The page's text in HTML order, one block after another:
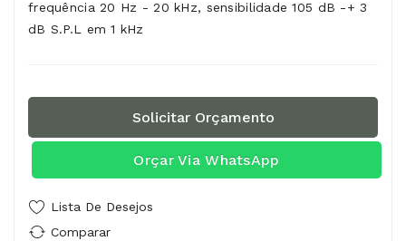
frequência 20 Hz - 20 kHz, sensibilidade 105 dB -+ 3
dB S.P.L em 1 kHz
Solicitar Orçamento
Orçar Via WhatsApp
Lista De Desejos
Comparar